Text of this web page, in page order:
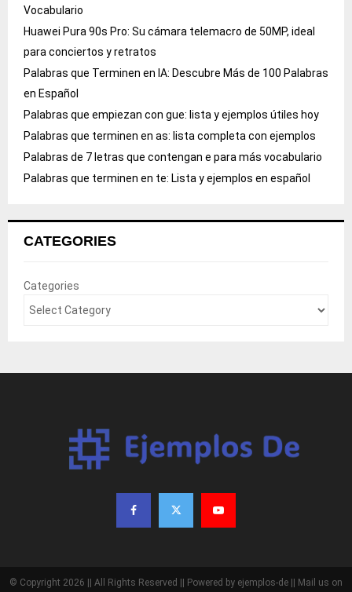
Vocabulario
Huawei Pura 90s Pro: Su cámara telemacro de 50MP, ideal
para conciertos y retratos
Palabras que Terminen en IA: Descubre Más de 100 Palabras
en Español
Palabras que empiezan con gue: lista y ejemplos útiles hoy
Palabras que terminen en as: lista completa con ejemplos
Palabras de 7 letras que contengan e para más vocabulario
Palabras que terminen en te: Lista y ejemplos en español
CATEGORIES
Categories
© Copyright 2026 || All Rights Reserved || Powered by ejemplos-de || Mail us on